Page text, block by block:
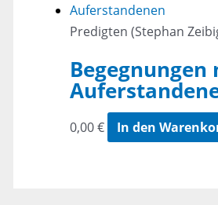
Predigten (Stephan
Begegnungen
0,00€ In den